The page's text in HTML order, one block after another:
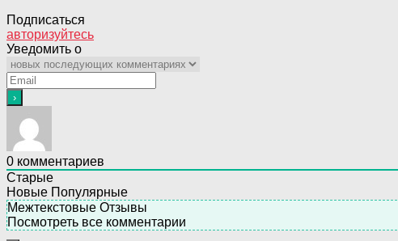
Подписаться
авторизуйтесь
Уведомить о
0 комментариев
Старые
Новые Популярные
Межтекстовые Отзывы
Посмотреть все комментарии